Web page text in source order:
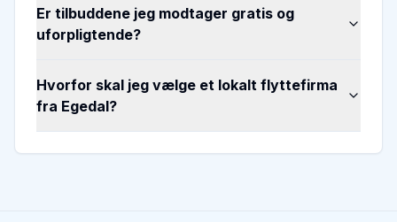
Er tilbuddene jeg modtager gratis og
uforpligtende?
Hvorfor skal jeg vælge et lokalt flyttefirma
fra Egedal?